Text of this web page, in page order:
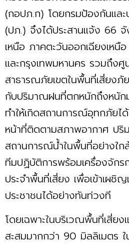
(กอปภ.ก) โดยกรมป้องกันและ
(ปภ.) จึงได้ประสานแจ้ง 66
เหนือ ภาคตะวันออกเฉียงเหนื
และกรุงเทพมหานคร รวมถึงศู
สาธารณภัยเขตในพื้นที่เสี่ยงภั
กับปริมาณฝนที่ตกหนักถึงหนัก
ทำให้เกิดสถานการณ์อุทกภัยไ
หน้าที่ติดตามสภาพอากาศ ปริ
สถานการณ์น้ำในพื้นที่อย่างใ
ทีมปฏิบัติการพร้อมเครื่องจักร
ประจำพื้นที่เสี่ยง เพื่อเข้าเผชิญ
ประชาชนได้อย่างทันท่วงที
โดยเฉพาะในบริเวณพื้นที่เสี่ย
สะสมมากกว่า 90 มิลลิเมตร